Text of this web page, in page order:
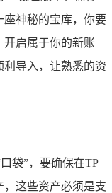
座神秘的宝库，你要
开启属于你的新账
导入，让熟悉的资
袋”，要确保在TP
这些资产必须是支